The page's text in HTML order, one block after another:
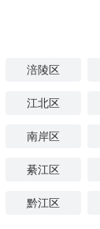
涪陵区
江北区
南岸区
綦江区
黔江区